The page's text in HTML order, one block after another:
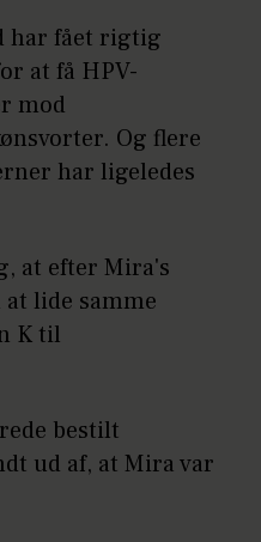
har fået rigtig
at få HPV-
mod
Og flere
har ligeledes
at efter Mira's
lide samme
K til
bestilt
ud af, at Mira var